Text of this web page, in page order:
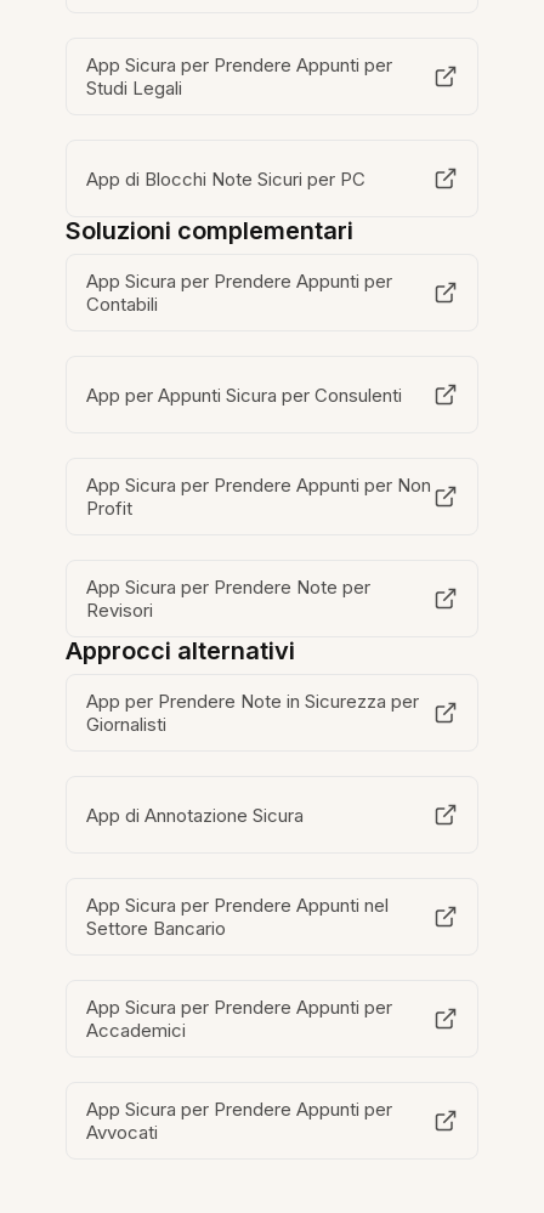
App Sicura per Prendere Appunti per
Studi Legali
App di Blocchi Note Sicuri per PC
Soluzioni complementari
App Sicura per Prendere Appunti per
Contabili
App per Appunti Sicura per Consulenti
App Sicura per Prendere Appunti per Non
Profit
App Sicura per Prendere Note per
Revisori
Approcci alternativi
App per Prendere Note in Sicurezza per
Giornalisti
App di Annotazione Sicura
App Sicura per Prendere Appunti nel
Settore Bancario
App Sicura per Prendere Appunti per
Accademici
App Sicura per Prendere Appunti per
Avvocati